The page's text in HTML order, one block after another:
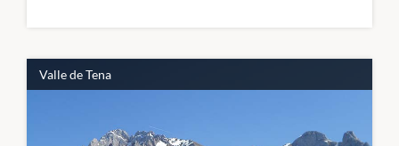
Valle de Tena